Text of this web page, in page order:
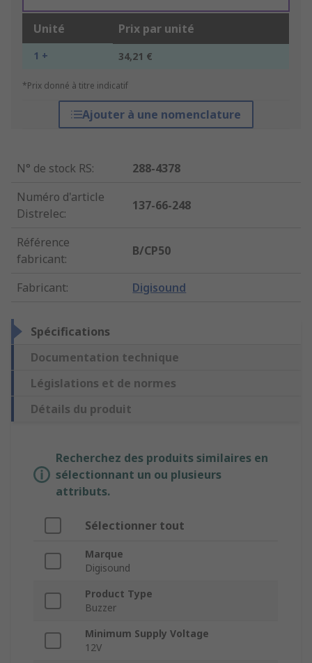
Unité Prix par unité
1 + 34,21 €
*Prix donné à titre indicatif
Ajouter à une nomenclature
N° de stock RS:
288-4378
Numéro d'article
Distrelec:
137-66-248
Référence
fabricant:
B/CP50
Fabricant: Digisound
Spécifications
Documentation technique
Législations et de normes
Détails du produit
Recherchez des produits similaires en
sélectionnant un ou plusieurs
attributs.
Sélectionner tout
Marque
Digisound
Product Type
Buzzer
Minimum Supply Voltage
12V